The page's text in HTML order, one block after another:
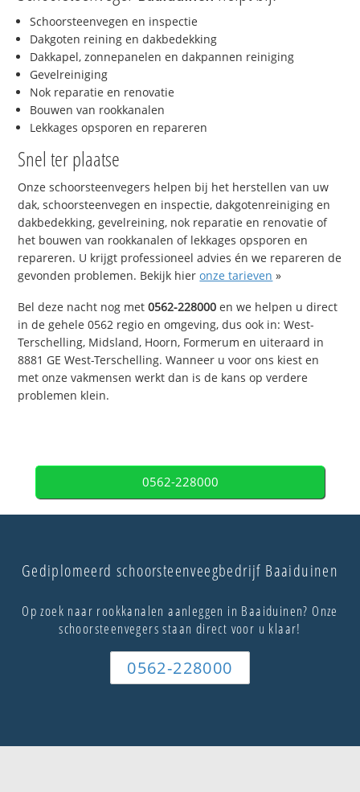
Schoorsteenvegen en inspectie
Dakgoten reining en dakbedekking
Dakkapel, zonnepanelen en dakpannen reiniging
Gevelreiniging
Nok reparatie en renovatie
Bouwen van rookkanalen
Lekkages opsporen en repareren
Snel ter plaatse
Onze schoorsteenvegers helpen bij het herstellen van uw
dak, schoorsteenvegen en inspectie, dakgotenreiniging en
dakbedekking, gevelreining, nok reparatie en renovatie of
het bouwen van rookkanalen of lekkages opsporen en
repareren. U krijgt professioneel advies én we repareren de
gevonden problemen. Bekijk hieronze tarieven »
Bel deze nacht nog met0562-228000 en we helpen u direct
in de gehele 0562 regio en omgeving, dus ook in: West-
Terschelling, Midsland, Hoorn, Formerum en uiteraard in
8881 GE West-Terschelling. Wanneer u voor ons kiest en
met onze vakmensen werkt dan is de kans op verdere
problemen klein.
0562-228000
Gediplomeerd schoorsteenveegbedrijf Baaiduinen
Op zoek naar rookkanalen aanleggen in Baaiduinen? Onze
schoorsteenvegers staan direct voor u klaar!
0562-228000